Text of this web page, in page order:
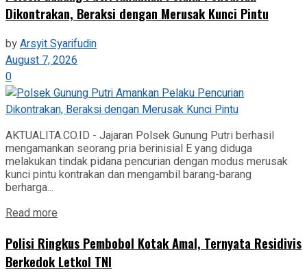
Dikontrakan, Beraksi dengan Merusak Kunci Pintu
byArsyit Syarifudin
August 7, 2026
0
AKTUALITA.CO.ID - Jajaran Polsek Gunung Putri berhasil
mengamankan seorang pria berinisial E yang diduga
melakukan tindak pidana pencurian dengan modus merusak
kunci pintu kontrakan dan mengambil barang-barang
berharga...
Read more
Polisi Ringkus Pembobol Kotak Amal, Ternyata Residivis
Berkedok Letkol TNI